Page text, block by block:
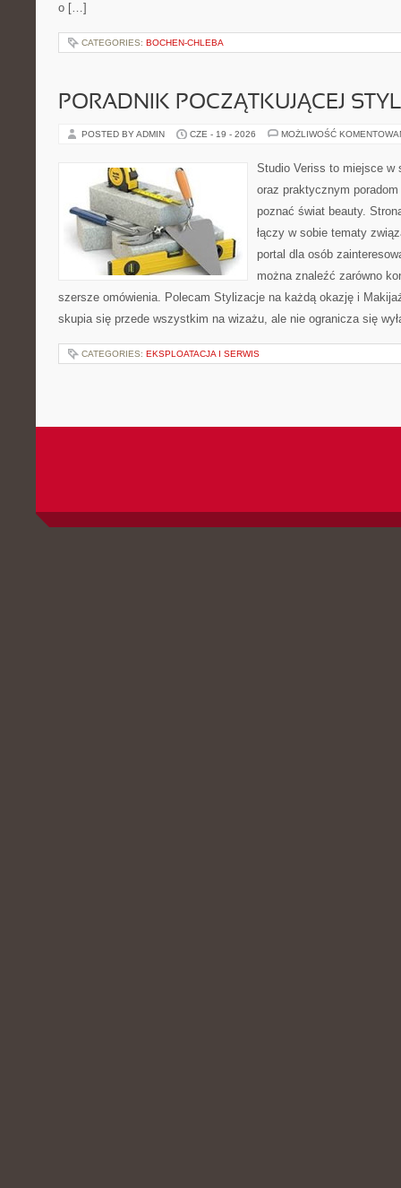
o […]
CATEGORIES: BOCHEN-CHLEBA
PORADNIK POCZĄTKUJĄCEJ
POSTED BY ADMIN CZE - 19 - 2026 MOŻLIWOŚĆ
Studio Veriss to miejsce w
oraz praktycznym
poznać świat beauty.
łączy w sobie tematy
portal dla osób
można znaleźć zarówno
szersze omówienia. Polecam Stylizacje na każdą okazję i
skupia się przede wszystkim na wizażu, ale nie ogranicza się
CATEGORIES: EKSPLOATACJA I SERWIS